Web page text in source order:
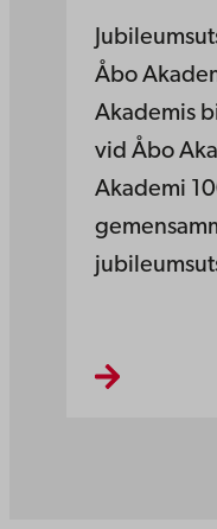
Åbo
Akademis
vid Åbo
Akademi